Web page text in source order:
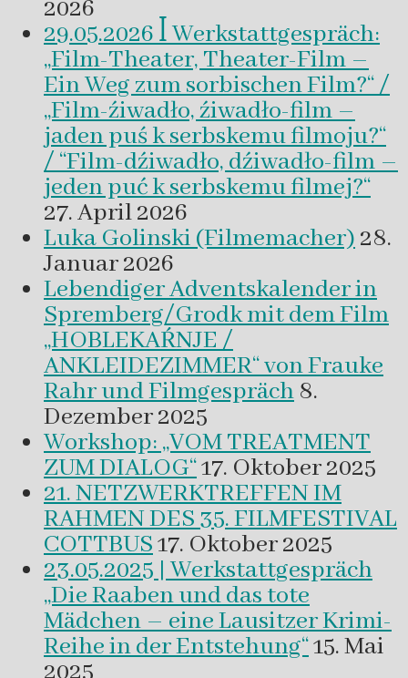
2026
29.05.2026 ꟾ Werkstattgespräch:
„Film-Theater, Theater-Film –
Ein Weg zum sorbischen Film?“ /
„Film-źiwadło, źiwadło-film –
jaden puś k serbskemu filmoju?“
/ “Film-dźiwadło, dźiwadło-film –
jeden puć k serbskemu filmej?“
27. April 2026
Luka Golinski (Filmemacher)28.
Januar 2026
Lebendiger Adventskalender in
Spremberg/Grodk mit dem Film
„HOBLEKAŔNJE /
ANKLEIDEZIMMER“ von Frauke
Rahr und Filmgespräch 8.
Dezember 2025
Workshop: „VOM TREATMENT
ZUM DIALOG“17. Oktober 2025
21. NETZWERKTREFFEN IM
RAHMEN DES 35. FILMFESTIVAL
COTTBUS17. Oktober 2025
23.05.2025 | Werkstattgespräch
„Die Raaben und das tote
Mädchen – eine Lausitzer Krimi-
Reihe in der Entstehung“15. Mai